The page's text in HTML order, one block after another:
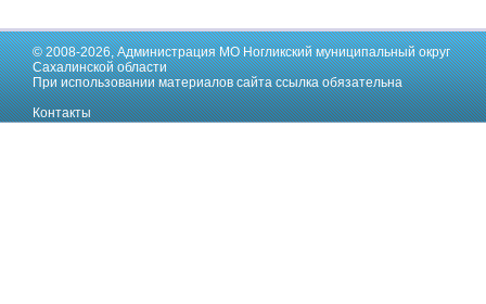
© 2008-2026,Администрация МО Ногликский муниципальный округ
Сахалинской области
При использовании материалов сайта ссылка обязательна
Контакты